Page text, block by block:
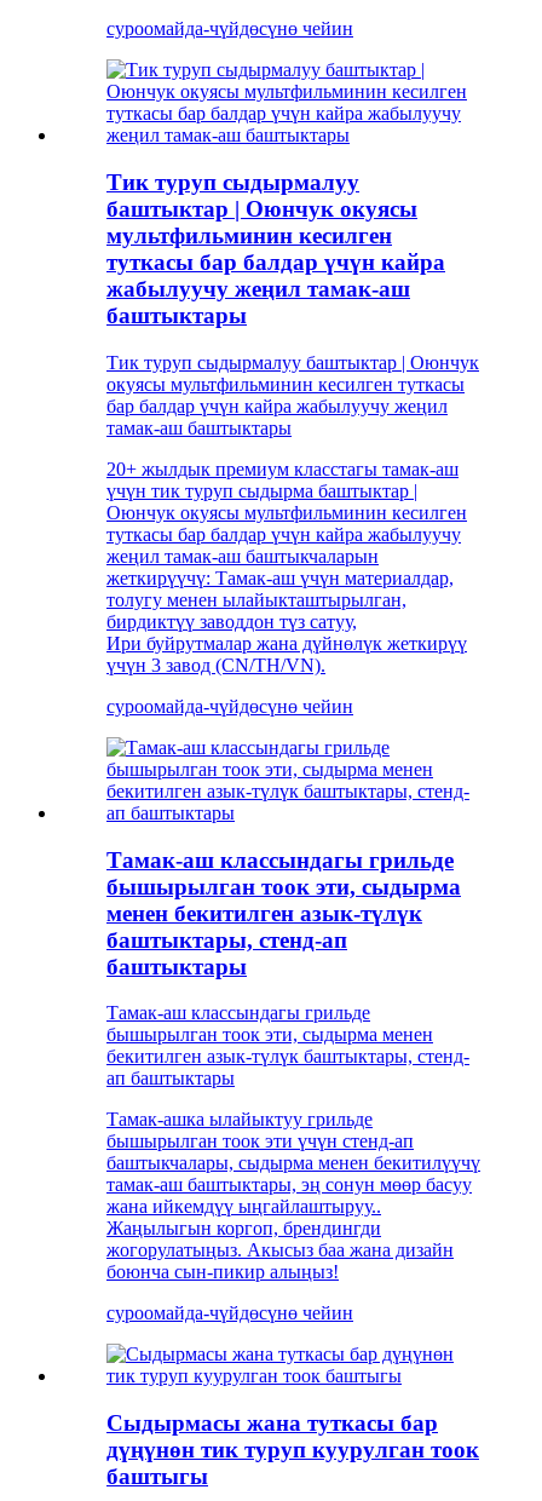
суроомайда-чүйдөсүнө чейин
Тик туруп сыдырмалуу
баштыктар | Оюнчук окуясы
мультфильминин кесилген
туткасы бар балдар үчүн кайра
жабылуучу жеңил тамак-аш
баштыктары
Тик туруп сыдырмалуу баштыктар | Оюнчук
окуясы мультфильминин кесилген туткасы
бар балдар үчүн кайра жабылуучу жеңил
тамак-аш баштыктары
20+ жылдык премиум класстагы тамак-аш
үчүн тик туруп сыдырма баштыктар |
Оюнчук окуясы мультфильминин кесилген
туткасы бар балдар үчүн кайра жабылуучу
жеңил тамак-аш баштыкчаларын
жеткирүүчү: Тамак-аш үчүн материалдар,
толугу менен ылайыкташтырылган,
бирдиктүү заводдон түз сатуу,
Ири буйрутмалар жана дүйнөлүк жеткирүү
үчүн 3 завод (CN/TH/VN).
суроомайда-чүйдөсүнө чейин
Тамак-аш классындагы грильде
бышырылган тоок эти, сыдырма
менен бекитилген азык-түлүк
баштыктары, стенд-ап
баштыктары
Тамак-аш классындагы грильде
бышырылган тоок эти, сыдырма менен
бекитилген азык-түлүк баштыктары, стенд-
ап баштыктары
Тамак-ашка ылайыктуу грильде
бышырылган тоок эти үчүн стенд-ап
баштыкчалары, сыдырма менен бекитилүүчү
тамак-аш баштыктары, эң сонун мөөр басуу
жана ийкемдүү ыңгайлаштыруу..
Жаңылыгын коргоп, брендингди
жогорулатыңыз. Акысыз баа жана дизайн
боюнча сын-пикир алыңыз!
суроомайда-чүйдөсүнө чейин
Сыдырмасы жана туткасы бар
дүңүнөн тик туруп куурулган тоок
баштыгы